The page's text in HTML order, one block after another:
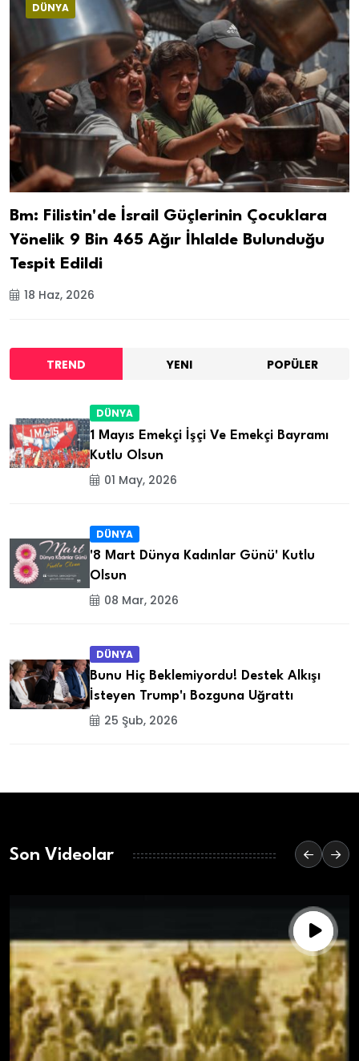
DÜNYA
Bm: Filistin'de İsrail Güçlerinin Çocuklara
Yönelik 9 Bin 465 Ağır İhlalde Bulunduğu
Tespit Edildi
18 Haz, 2026
TREND YENI POPÜLER
DÜNYA
1 Mayıs Emekçi İşçi Ve Emekçi Bayramı
Kutlu Olsun
01 May, 2026
DÜNYA
'8 Mart Dünya Kadınlar Günü' Kutlu
Olsun
08 Mar, 2026
DÜNYA
Bunu Hiç Beklemiyordu! Destek Alkışı
İsteyen Trump'ı Bozguna Uğrattı
25 Şub, 2026
Son Videolar